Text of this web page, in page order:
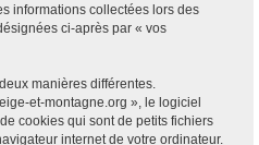
informations collectées lors des
ci-après par « vos
manières différentes.
et-montagne.org », le logiciel
cookies qui sont de petits fichiers
internet de votre ordinateur.